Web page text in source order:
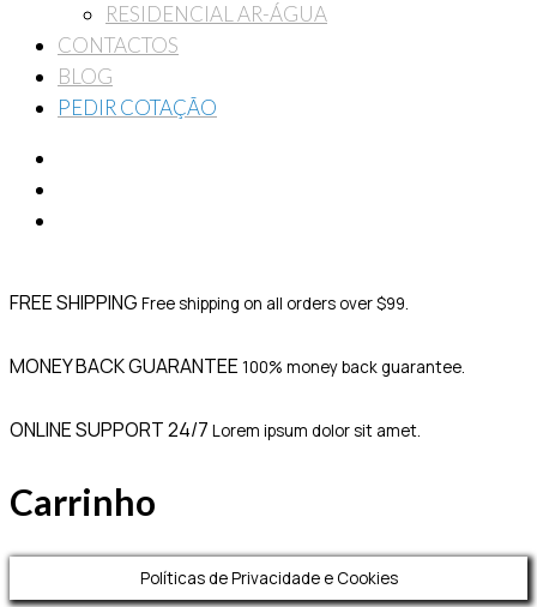
RESIDENCIAL AR-ÁGUA
CONTACTOS
BLOG
PEDIR COTAÇÃO
FREE SHIPPING Free shipping on all orders over $99.
MONEY BACK GUARANTEE 100% money back guarantee.
ONLINE SUPPORT 24/7 Lorem ipsum dolor sit amet.
Carrinho
Políticas de Privacidade e Cookies